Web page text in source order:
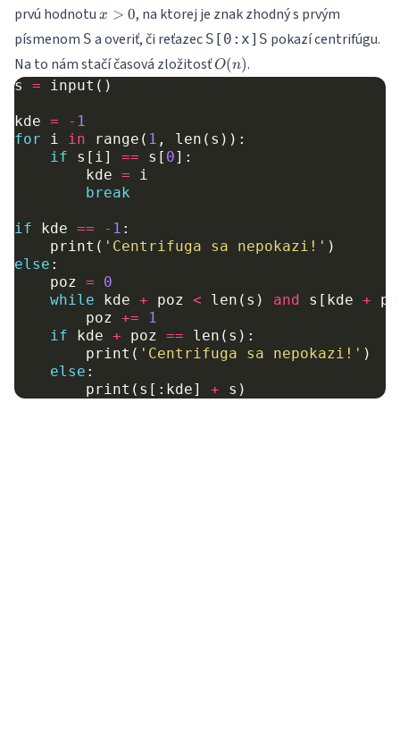
prvú hodnotu x
0
x > 0, na ktorej je znak zhodný s prvým
písmenom S a overiť, či reťazec S[0:x]S pokazí centrifúgu.
Na to nám stačí časová zložitosťO(n)
O(n).
s = input ()
kde = - 1
for
i in range ( 1 , len ( s )):
if
s [ i] == s [ 0]:
kde =
i
break
if kde == - 1 :
print ( 'Centrifuga sa nepokazi!' )
else :
poz =
0
while
kde + poz < len ( s ) and s [ kde +
poz +=
1
if
kde + poz == len ( s ):
print ( 'Centrifuga sa nepokazi!' )
else :
print ( s [: kde] + s )